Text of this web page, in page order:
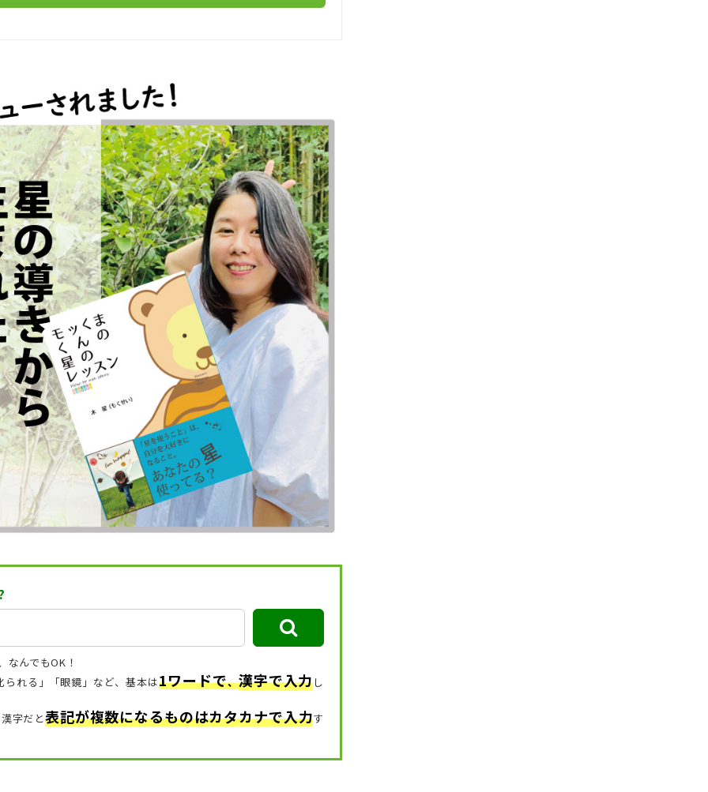
なんでもOK！
れる」「眼鏡」など、 基本は1ワードで、漢字で入力し
字だと表記が複数になるものはカタカナで入力す